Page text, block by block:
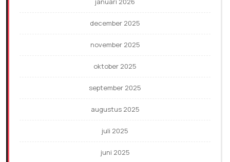
december 2025
november 2025
oktober 2025
september 2025
augustus 2025
juli 2025
juni 2025